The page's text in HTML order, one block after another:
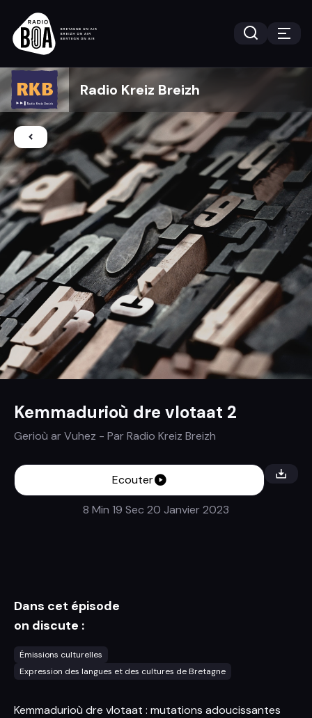
Radio Kreiz Breizh
Kemmadurioù dre vlotaat 2
Gerioù ar Vuhez - ParRadio Kreiz Breizh
Ecouter
8 Min 19 Sec 20 Janvier 2023
Dans cet épisode
on discute :
Émissions culturelles
Expression des langues et des cultures de Bretagne
Kemmadurioù dre vlotaat : mutations adoucissantes